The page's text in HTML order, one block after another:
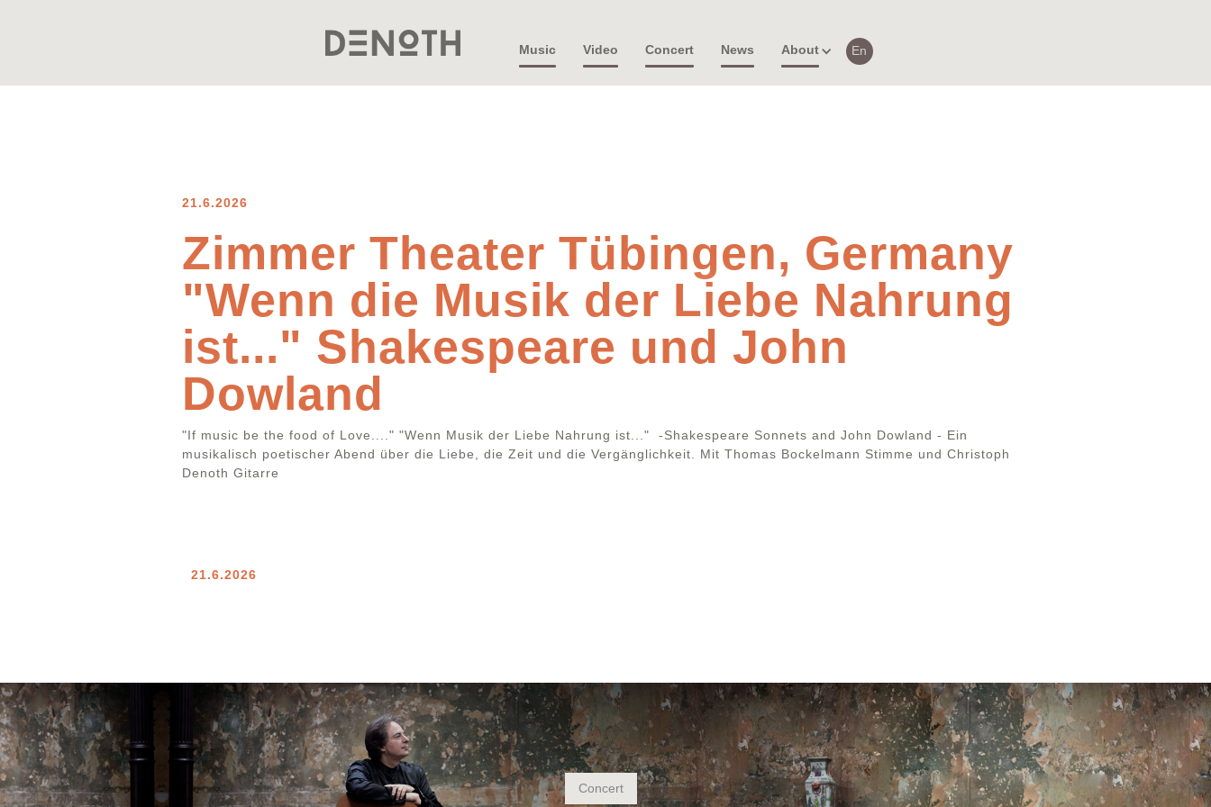
Music Video Concert News About En
21.6.2026
Zimmer Theater Tübingen, Germany
"Wenn die Musik der Liebe Nahrung
ist..." Shakespeare und John
Dowland
"If music be the food of Love...." "Wenn Musik der Liebe Nahrung ist..." -Shakespeare Sonnets and John Dowland - Ein
musikalisch poetischer Abend über die Liebe, die Zeit und die Vergänglichkeit. Mit Thomas Bockelmann Stimme und Christoph
Denoth Gitarre
21.6.2026
Concert